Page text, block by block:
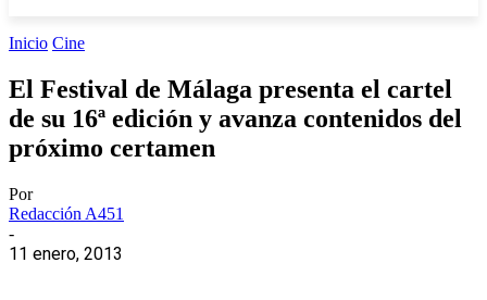
Inicio Cine
El Festival de Málaga presenta el cartel
de su 16ª edición y avanza contenidos del
próximo certamen
Por
Redacción A451
-
11 enero, 2013